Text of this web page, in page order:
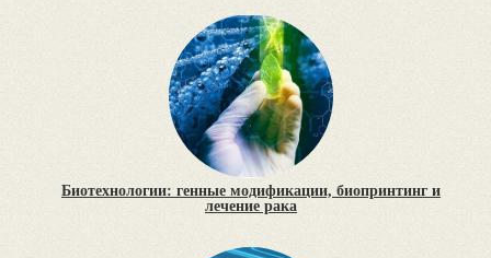
Биотехнологии: генные модификации, биопринтинг и
лечение рака